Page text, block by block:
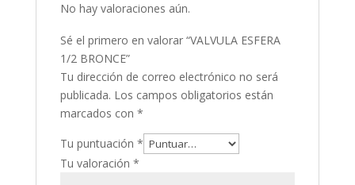
No hay valoraciones aún.
Sé el primero en valorar “VALVULA ESFERA
1/2 BRONCE”
Tu dirección de correo electrónico no será
publicada. Los campos obligatorios están
marcados con *
Tu puntuación *
Tu valoración *